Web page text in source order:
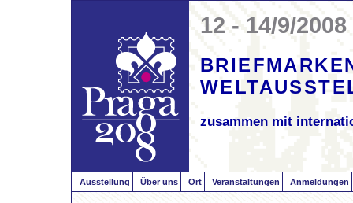
12 - 14/9/2008
zusammen mit
Ausstellung Über uns Ort Veranstaltungen Anmeldungen